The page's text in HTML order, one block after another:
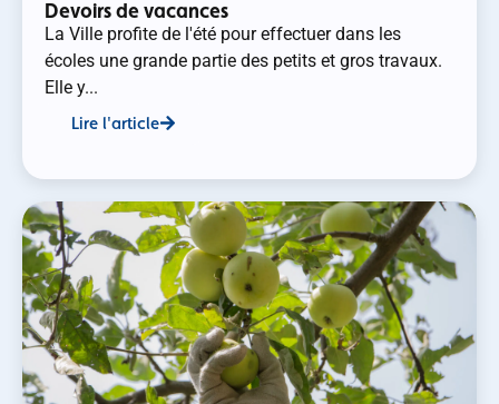
Devoirs de vacances
La Ville profite de l'été pour effectuer dans les
écoles une grande partie des petits et gros travaux.
Elle y...
Lire l'article